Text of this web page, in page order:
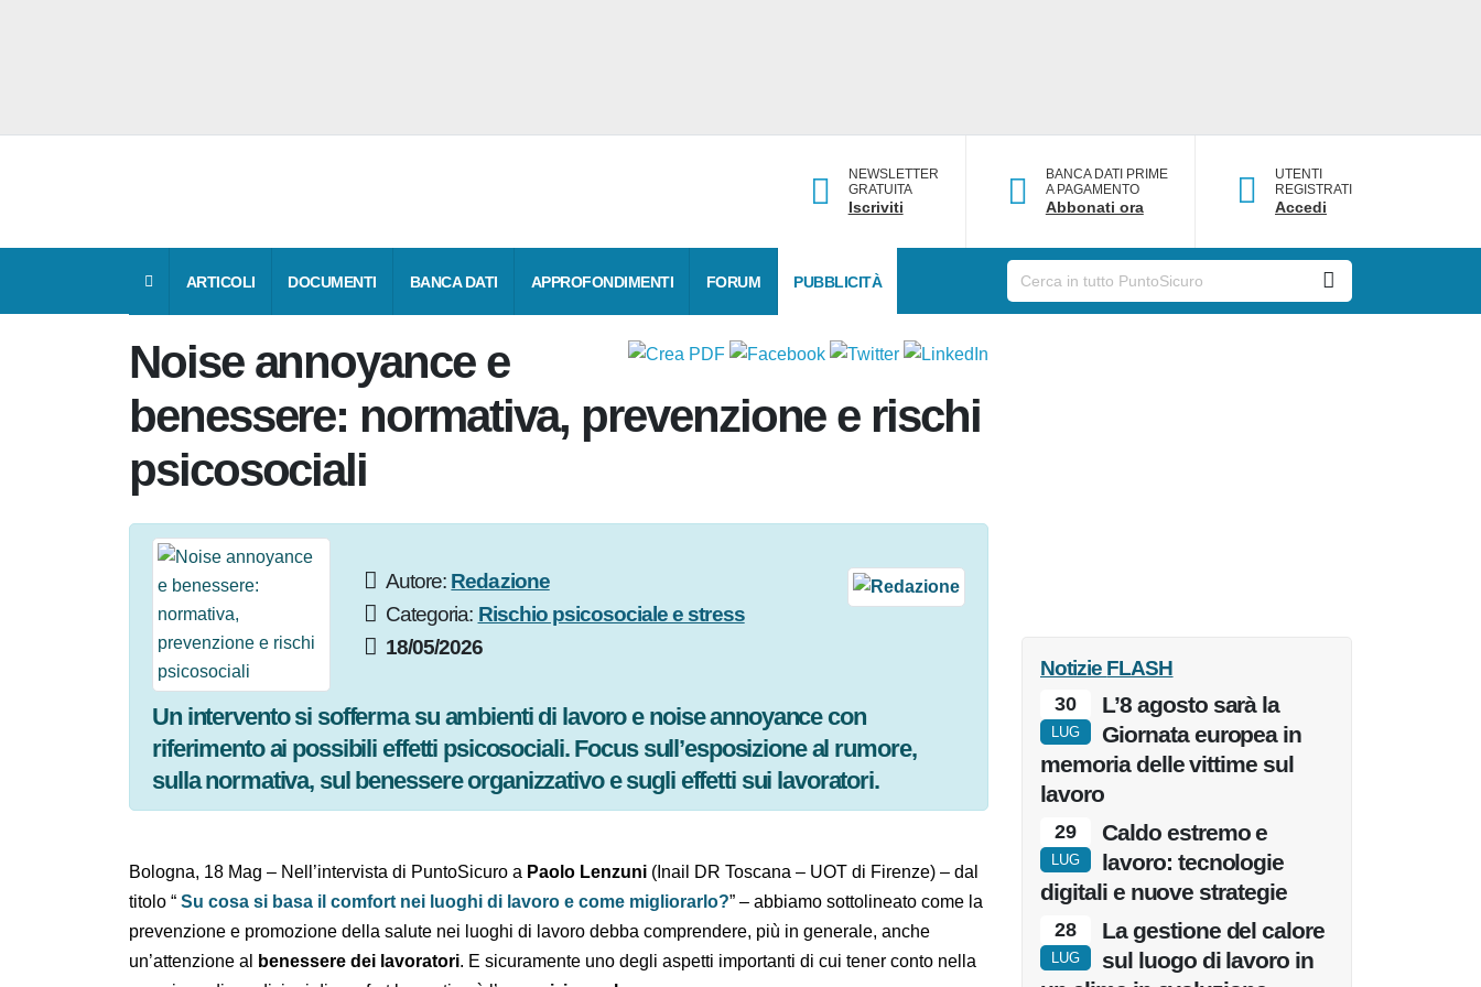
NEWSLETTER
GRATUITA
Iscriviti
BANCA DATI PRIME
A PAGAMENTO
Abbonati ora
UTENTI
REGISTRATI
Accedi
ARTICOLI DOCUMENTI BANCA DATI APPROFONDIMENTI FORUM PUBBLICITÀ
Noise annoyance e
benessere: normativa, prevenzione e
rischi psicosociali
Autore:Redazione
Categoria:Rischio psicosociale e stress
18/05/2026
Un intervento si sofferma su ambienti di lavoro e noise annoyance con
riferimento ai possibili effetti psicosociali. Focus sull’esposizione al rumore,
sulla normativa, sul benessere organizzativo e sugli effetti sui lavoratori.
Bologna, 18 Mag – Nell’intervista di PuntoSicuro aPaolo Lenzuni(Inail DR Toscana – UOT di Firenze) –
dal titolo “Su cosa si basa il comfort nei luoghi di lavoro e come migliorarlo?” – abbiamo
sottolineato come la prevenzione e promozione della salute nei luoghi di lavoro debba comprendere,
più in generale, anche un’attenzione albenessere dei lavoratori. E sicuramente uno degli aspetti
NotizieFLASH
30
LUG
L’8 agosto sarà la
Giornata europea in
memoria delle vittime sul
lavoro
29
LUG
Caldo estremo e
lavoro: tecnologie
digitali e nuove strategie
28
LUG
La gestione del calore
sul luogo di lavoro in